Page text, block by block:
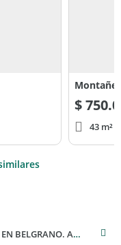
$
43 m²
ALQUILER DEPARTAMENTO 2 AMBIENTES EN BELGRANO. Amplia cocina comedor diario. Balcón al frente. Muy luminoso. Piso de parquet. Muy buena ubicación y muy buen estado